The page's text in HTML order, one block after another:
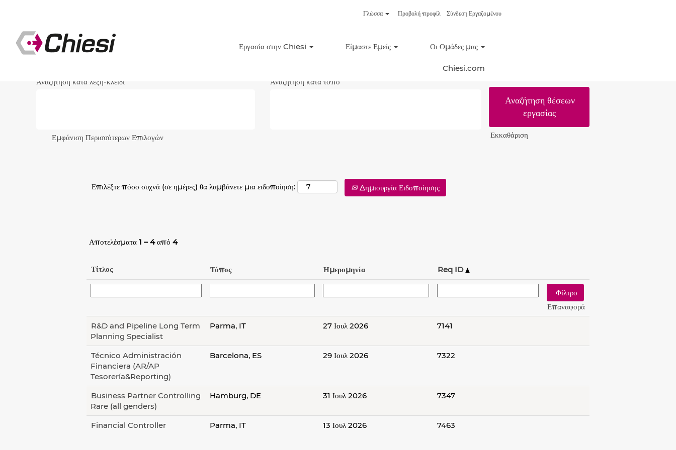
Γλώσσα Προβολή προφίλ Σύνδεση Εργαζομένου
Εργασία στην Chiesi Είμαστε Εμείς Οι Ομάδες μας
Chiesi.com
οι στόχοι μας είναι να παρέχουμε, να προωθούμε και να
Αναζήτηση κατά λέξη-κλειδί Αναζήτηση κατά τόπο
Εμφάνιση Περισσότερων Επιλογών Εκκαθάριση
Επιλέξτε πόσο συχνά (σε ημέρες) θα λαμβάνετε μια ειδοποίηση: Δημιουργία Ειδοποίησης
Αποτελέσματα 1 – 4από 4
Τίτλος Τόπος Ημερομηνία Req ID
Επαναφορά
R&D and Pipeline Long Term
Planning Specialist
Parma, IT 27 Ιουλ 2026 7141
Técnico Administración
Financiera (AR/AP
Tesorería&Reporting)
Barcelona, ES 29 Ιουλ 2026 7322
Business Partner Controlling
Rare (all genders)
Hamburg, DE 31 Ιουλ 2026 7347
Financial Controller Parma, IT 13 Ιουλ 2026 7463